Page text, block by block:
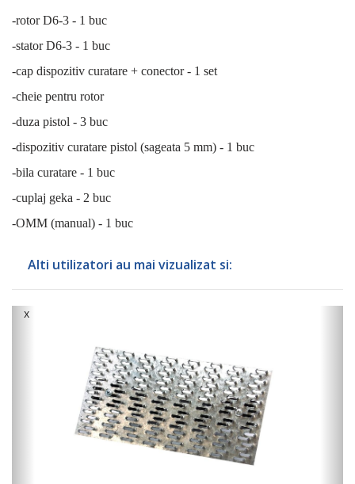
-rotor D6-3 - 1 buc
-stator D6-3 - 1 buc
-cap dispozitiv curatare + conector - 1 set
-cheie pentru rotor
-duza pistol - 3 buc
-dispozitiv curatare pistol (sageata 5 mm) - 1 buc
-bila curatare - 1 buc
-cuplaj geka - 2 buc
-OMM (manual) - 1 buc
Alti utilizatori au mai vizualizat si: